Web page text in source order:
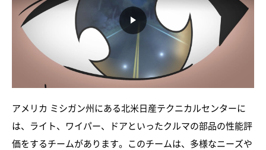
アメリカ ミシガン州にある北米日産テクニカルセンターに
は、ライト、ワイパー、ドアといったクルマの部品の性能評
価をするチームがあります。このチームは、多様なニーズや